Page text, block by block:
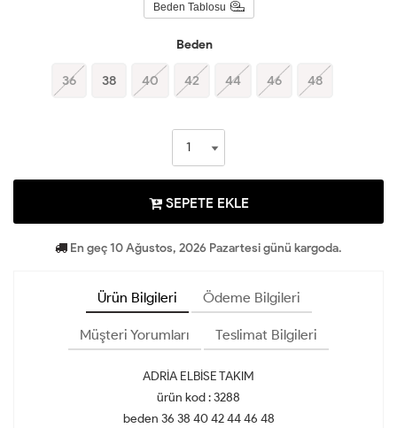
Beden Tablosu
Beden
36 38 40 42 44 46 48
SEPETE EKLE
En geç 10 Ağustos, 2026 Pazartesi günü kargoda.
Ürün Bilgileri Ödeme Bilgileri
Müşteri Yorumları Teslimat Bilgileri
ADRİA ELBİSE TAKIM
ürün kod : 3288
beden 36 38 40 42 44 46 48